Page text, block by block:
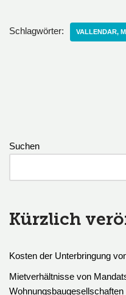
Schlagwörter: VALLENDAR,
Suchen
Kürzlich
Kosten der Unterbringung
Mietverhältnisse von
Wohnungsbaugesellschaften